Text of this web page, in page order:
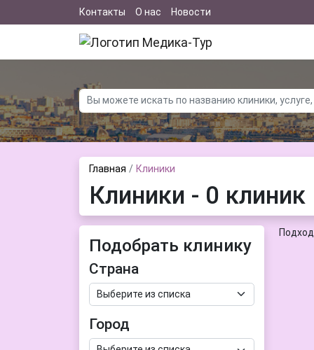
Контакты О нас Новости
Главная Клиники
Клиники - 0 клиник
Подобрать клинику
Страна
Город